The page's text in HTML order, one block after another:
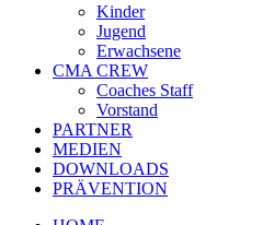
Kinder
Jugend
Erwachsene
CMA CREW
Coaches Staff
Vorstand
PARTNER
MEDIEN
DOWNLOADS
PRÄVENTION